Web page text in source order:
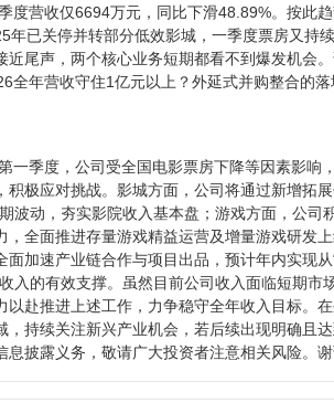
度营收仅6694万元，同比下滑48.89%。按此
年已关停并转部分低效影城，一季度票房又持
近尾声，两个核心业务短期都看不到爆发机会
全年营收守住1亿元以上？外延式并购整合的
一季度，公司受全国电影票房下降等因素影响
极应对挑战。影城方面，公司将通过新增拓
波动，夯实影院收入基本盘；游戏方面，公司
全面推进存量游戏精益运营及增量游戏研发
加速产业链合作与项目出品，预计年内实现从
入的有效支撑。虽然目前公司收入面临短期市
以赴推进上述工作，力争稳守全年收入目标。
，持续关注新兴产业机会，若后续出现明确且
披露义务，敬请广大投资者注意相关风险。谢